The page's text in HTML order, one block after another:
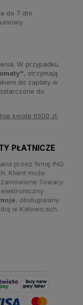
do 7 dni
W przypadku
, otrzymają
do zapłaty w
do
kwotę 6500 zł.
PŁATNICZE
przez firmę ING
Klient może
Towary:
elektroniczny
, obsługiwany
w Katowicach.